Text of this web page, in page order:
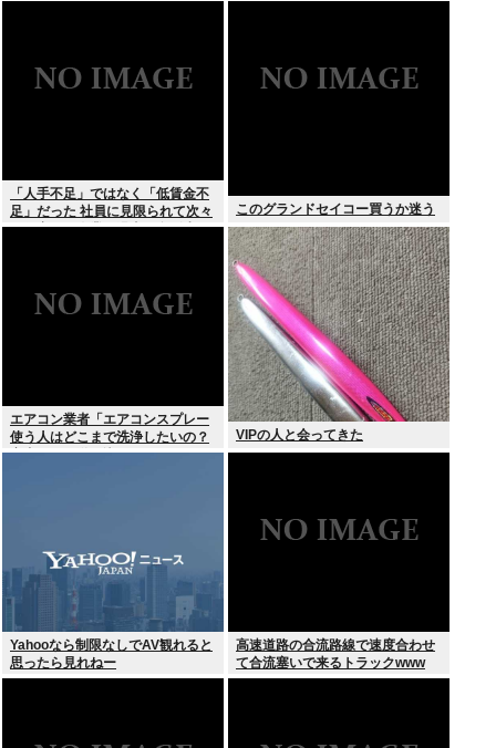
れは「終わり」の始まりか
「人手不足」ではなく「低賃金不
足」だった 社員に見限られて次々
と倒産する企業が過去最多 給与ア
このグランドセイコー買うか迷う
エアコン業者「エアコンスプレー
使う人はどこまで洗浄したいの？
室内に風を送り込んでるファンは
VIPの人と会ってきた
Yahooなら制限なしでAV観れると
思ったら見れねー
高速道路の合流路線で速度合わせ
て合流塞いで来るトラックwww